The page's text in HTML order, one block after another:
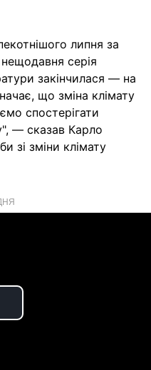
липня за
серія
закінчилася — на
що зміна клімату
спостерігати
— сказав Карло
зі зміни клімату